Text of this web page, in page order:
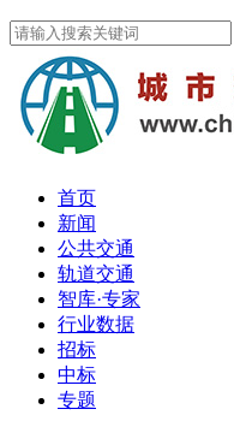
首页
新闻
公共交通
轨道交通
智库·专家
行业数据
招标
中标
专题